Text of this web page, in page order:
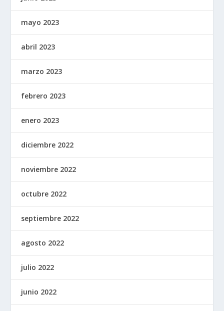
mayo 2023
abril 2023
marzo 2023
febrero 2023
enero 2023
diciembre 2022
noviembre 2022
octubre 2022
septiembre 2022
agosto 2022
julio 2022
junio 2022